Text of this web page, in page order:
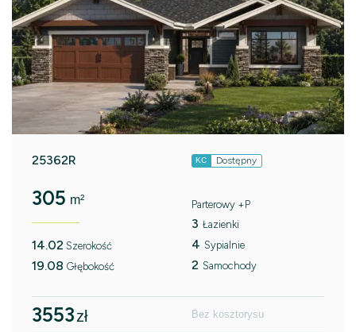
25362R KC Dostępny
305 m²
14.02 Szerokość
19.08 Głębokość
Parterowy +P
3 Łazienki
4 Sypialnie
2 Samochody
3553zł Bez kosztorysu